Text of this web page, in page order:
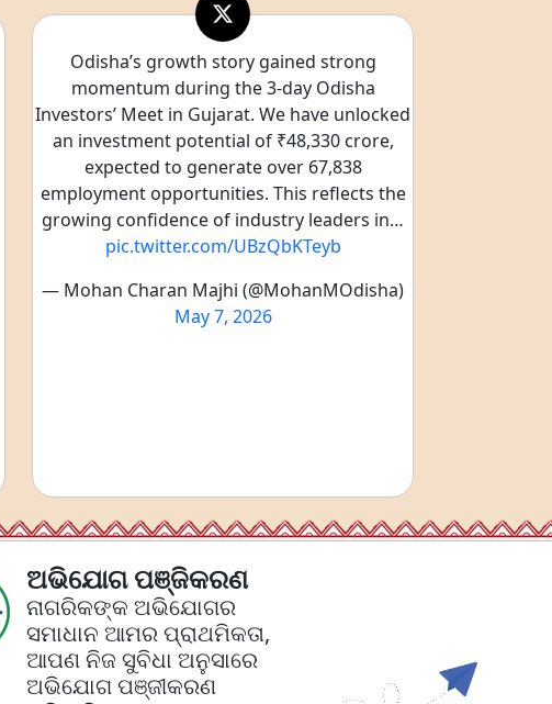
Odisha’s growth story gained strong
momentum during the 3-day Odisha
Investors’ Meet in Gujarat. We have unlocked
an investment potential of ₹48,330 crore,
expected to generate over 67,838
employment opportunities. This reflects the
growing confidence of industry leaders in…
pic.twitter.com/UBzQbKTeyb
— Mohan Charan Majhi (@MohanMOdisha)
May 7, 2026
ଅଭିଯୋଗ ପଞ୍ଜିକରଣ
ନାଗରିକଙ୍କ ଅଭିଯୋଗର
ସମାଧାନ ଆମର ପ୍ରାଥମିକତା,
ଆପଣ ନିଜ ସୁବିଧା ଅନୁସାରେ
ଅଭିଯୋଗ ପଞ୍ଜୀକରଣ